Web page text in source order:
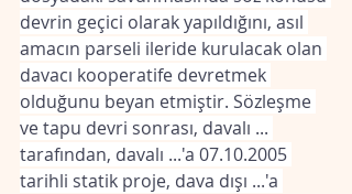
devrin geçici olarak yapıldığını, asıl
amacın parseli ileride kurulacak olan
davacı kooperatife devretmek
olduğunu beyan etmiştir. Sözleşme
ve tapu devri sonrası, davalı ...
tarafından, davalı ...'a 07.10.2005
tarihli statik proje, dava dışı ...'a